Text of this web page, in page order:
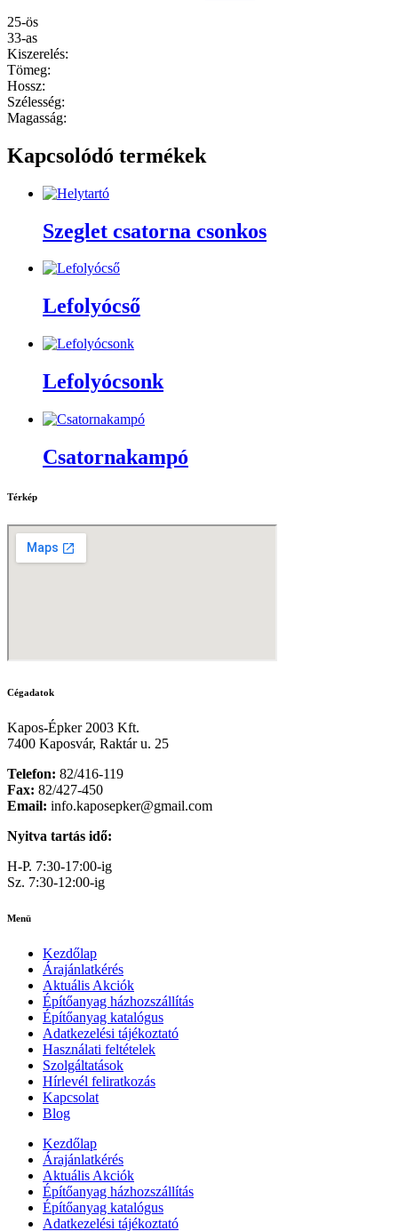
25-ös
33-as
Kiszerelés:
Tömeg:
Hossz:
Szélesség:
Magasság:
Kapcsolódó termékek
Szeglet csatorna csonkos
Lefolyócső
Lefolyócsonk
Csatornakampó
Térkép
Cégadatok
Kapos-Épker 2003 Kft.
7400 Kaposvár, Raktár u. 25
Telefon: 82/416-119
Fax: 82/427-450
Email: info.kaposepker@gmail.com
Nyitva tartás idő:
H-P. 7:30-17:00-ig
Sz. 7:30-12:00-ig
Menü
Kezdőlap
Árajánlatkérés
Aktuális Akciók
Építőanyag házhozszállítás
Építőanyag katalógus
Adatkezelési tájékoztató
Használati feltételek
Szolgáltatások
Hírlevél feliratkozás
Kapcsolat
Blog
Kezdőlap
Árajánlatkérés
Aktuális Akciók
Építőanyag házhozszállítás
Építőanyag katalógus
Adatkezelési tájékoztató